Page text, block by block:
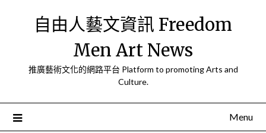
自由人藝文資訊 Freedom
Men Art News
推廣藝術文化的網路平台 Platform to promoting Arts and
Culture.
Menu